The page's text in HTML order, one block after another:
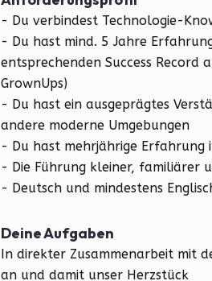
- Du verbindest Technologie-
- Du hast mind. 5 Jahre
entsprechenden Success Record
GrownUps)
- Du hast ein ausgeprägtes
andere moderne Umgebungen
- Du hast mehrjährige
- Die Führung kleiner, familiärer
- Deutsch und mindestens
Deine Aufgaben
In direkter Zusammenarbeit mit
an und damit unser Herzstück